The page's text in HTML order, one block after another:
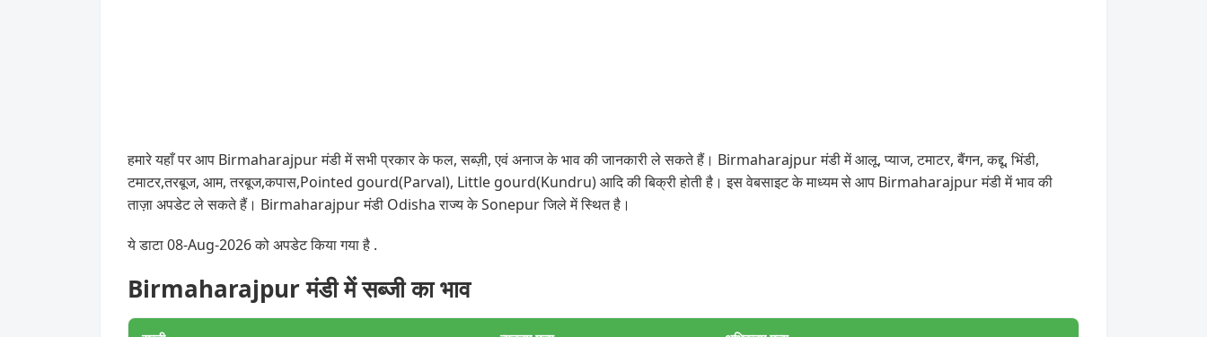
हमारे यहाँ पर आप Birmaharajpur मंडी में सभी प्रकार के फल, सब्ज़ी, एवं अनाज के भाव की जानकारी ले सकते हैं। Birmaharajpur मंडी में आलू, प्याज, टमाटर, बैंगन, कद्दू, भिंडी,
टमाटर,तरबूज, आम, तरबूज,कपास,Pointed gourd(Parval), Little gourd(Kundru) आदि की बिक्री होती है। इस वेबसाइट के माध्यम से आप Birmaharajpur मंडी में भाव की
ताज़ा अपडेट ले सकते हैं। Birmaharajpur मंडी Odisha राज्य के Sonepur जिले में स्थित है।
ये डाटा 08-Aug-2026 को अपडेट किया गया है .
Birmaharajpur मंडी में सब्जी का भाव